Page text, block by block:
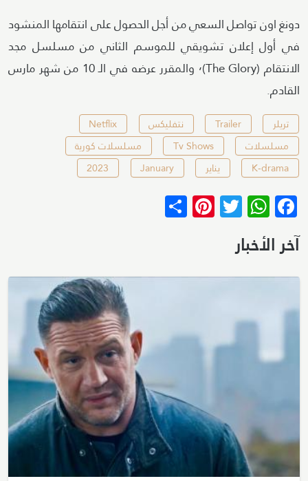
دونغ اون تواصل السعي من أجل الحصول على انتقامها المنشود
في أول إعلان تشويقي للموسم الثاني من مسلسل مجد
الانتقام (The Glory)٬ والمقرر عرضه في الـ 10 من شهر مارس
القادم.
تريلر Trailer نتفليكس
Netflix
مسلسلات
Tv Shows
مسلسلات كورية
K-drama
يناير January
2023
Facebook
WhatsApp
Twitter
Pinterest
Share
آخر الأخبار